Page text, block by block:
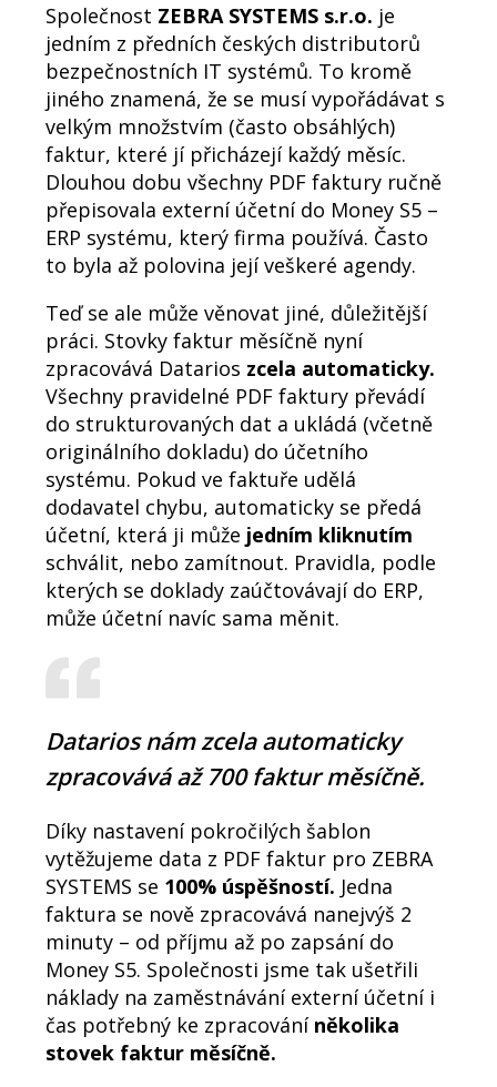
Společnost ZEBRA SYSTEMS s.r.o. je
jedním z předních českých distributorů
bezpečnostních IT systémů. To kromě
jiného znamená, že se musí vypořádávat s
velkým množstvím (často obsáhlých)
faktur, které jí přicházejí každý měsíc.
Dlouhou dobu všechny PDF faktury ručně
přepisovala externí účetní do Money S5 –
ERP systému, který firma používá. Často
to byla až polovina její veškeré agendy.
Teď se ale může věnovat jiné, důležitější
práci. Stovky faktur měsíčně nyní
zpracovává Datarios zcela automaticky.
Všechny pravidelné PDF faktury převádí
do strukturovaných dat a ukládá (včetně
originálního dokladu) do účetního
systému. Pokud ve faktuře udělá
dodavatel chybu, automaticky se předá
účetní, která ji může jedním kliknutím
schválit, nebo zamítnout. Pravidla, podle
kterých se doklady zaúčtovávají do ERP,
může účetní navíc sama měnit.
Datarios nám zcela automaticky
zpracovává až 700 faktur měsíčně.
Díky nastavení pokročilých šablon
vytěžujeme data z PDF faktur pro ZEBRA
SYSTEMS se 100% úspěšností. Jedna
faktura se nově zpracovává nanejvýš 2
minuty – od příjmu až po zapsání do
Money S5. Společnosti jsme tak ušetřili
náklady na zaměstnávání externí účetní i
čas potřebný ke zpracováníněkolika
stovek faktur měsíčně.